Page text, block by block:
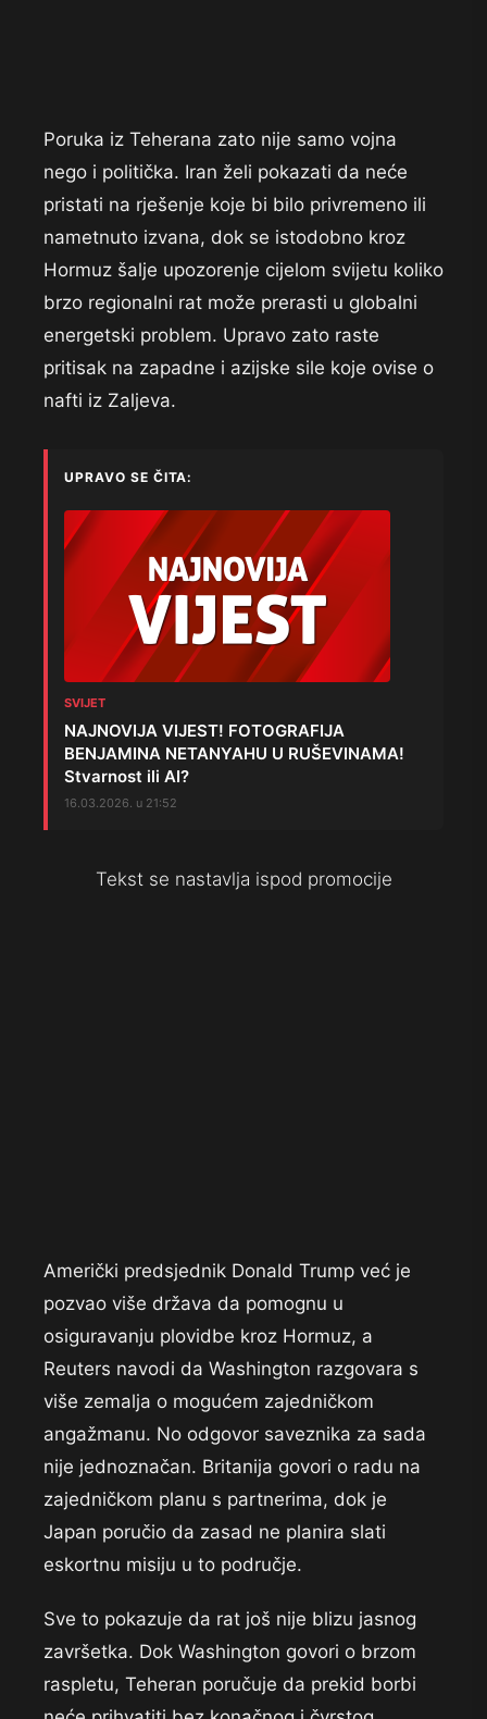
Poruka iz Teherana zato nije samo vojna
nego i politička. Iran želi pokazati da neće
pristati na rješenje koje bi bilo privremeno ili
nametnuto izvana, dok se istodobno kroz
Hormuz šalje upozorenje cijelom svijetu koliko
brzo regionalni rat može prerasti u globalni
energetski problem. Upravo zato raste
pritisak na zapadne i azijske sile koje ovise o
nafti iz Zaljeva.
UPRAVO SE ČITA:
SVIJET
NAJNOVIJA VIJEST! FOTOGRAFIJA
BENJAMINA NETANYAHU U RUŠEVINAMA!
Stvarnost ili AI?
16.03.2026. u 21:52
Tekst se nastavlja ispod promocije
Američki predsjednik Donald Trump već je
pozvao više država da pomognu u
osiguravanju plovidbe kroz Hormuz, a
Reuters navodi da Washington razgovara s
više zemalja o mogućem zajedničkom
angažmanu. No odgovor saveznika za sada
nije jednoznačan. Britanija govori o radu na
zajedničkom planu s partnerima, dok je
Japan poručio da zasad ne planira slati
eskortnu misiju u to područje.
Sve to pokazuje da rat još nije blizu jasnog
završetka. Dok Washington govori o brzom
raspletu, Teheran poručuje da prekid borbi